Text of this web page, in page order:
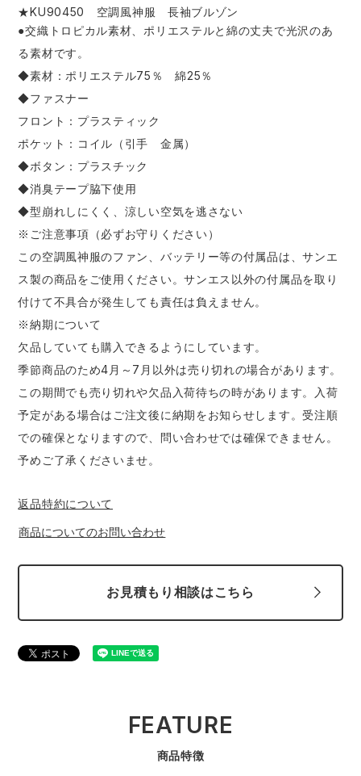
★KU90450 空調風神服 長袖ブルゾン
●交織トロピカル素材、ポリエステルと綿の丈夫で光沢のあ
る素材です。
◆素材：ポリエステル75％ 綿25％
◆ファスナー
フロント：プラスティック
ポケット：コイル（引手 金属）
◆ボタン：プラスチック
◆消臭テープ脇下使用
◆型崩れしにくく、涼しい空気を逃さない
※ご注意事項（必ずお守りください）
この空調風神服のファン、バッテリー等の付属品は、サンエ
ス製の商品をご使用ください。サンエス以外の付属品を取り
付けて不具合が発生しても責任は負えません。
※納期について
欠品していても購入できるようにしています。
季節商品のため4月～7月以外は売り切れの場合があります。
この期間でも売り切れや欠品入荷待ちの時があります。入荷
予定がある場合はご注文後に納期をお知らせします。受注順
での確保となりますので、問い合わせでは確保できません。
予めご了承くださいませ。
返品特約について
商品についてのお問い合わせ
お見積もり相談はこちら
FEATURE
商品特徴